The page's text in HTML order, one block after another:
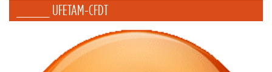
_____ UFETAM-CFDT